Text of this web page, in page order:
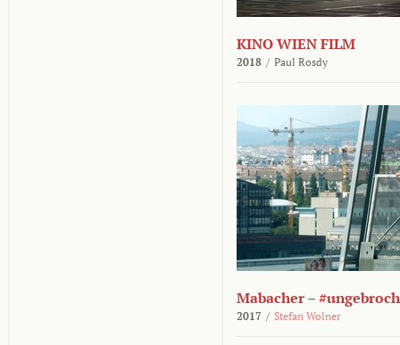
KINO WIEN FILM
2018 / Paul Rosdy
Mabacher –
2017 / Stefan Wolner